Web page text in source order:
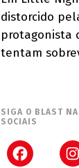
distorcido
protagonista
tentam
SIGA O BLAST
SOCIAIS